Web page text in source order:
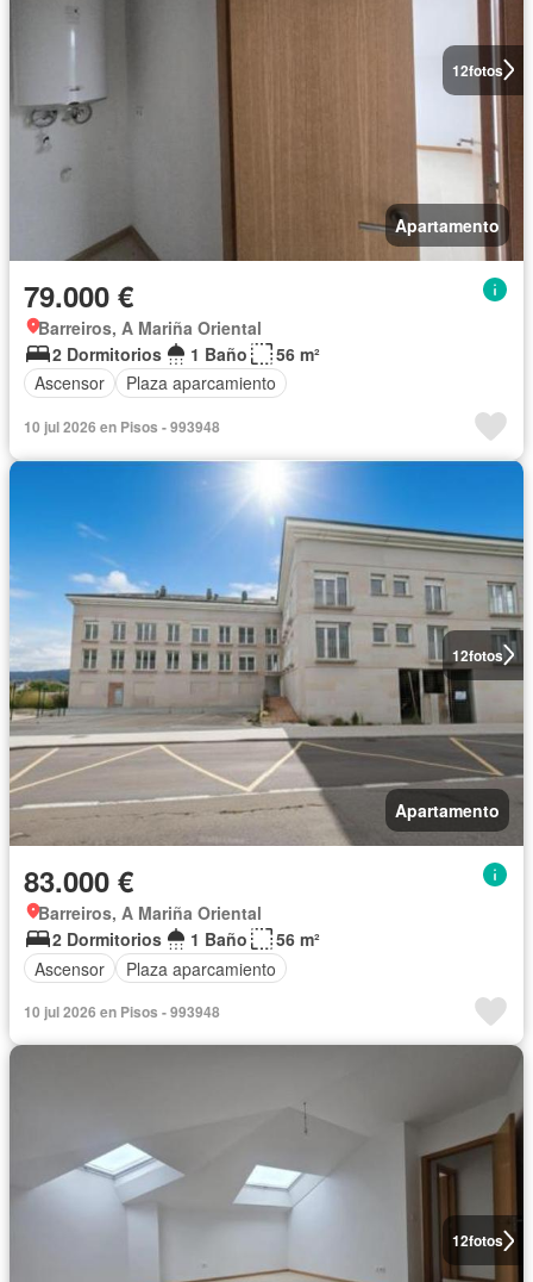
12fotos
Apartamento
79.000 €
Barreiros, A Mariña Oriental
2 Dormitorios
1 Baño
56 m²
Ascensor
Plaza aparcamiento
10 jul 2026 en Pisos - 993948
12fotos
Apartamento
83.000 €
Barreiros, A Mariña Oriental
2 Dormitorios
1 Baño
56 m²
Ascensor
Plaza aparcamiento
10 jul 2026 en Pisos - 993948
12fotos